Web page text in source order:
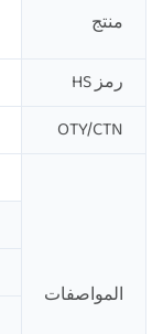
منتج
رمز HS
OTY/CTN
المواصفات